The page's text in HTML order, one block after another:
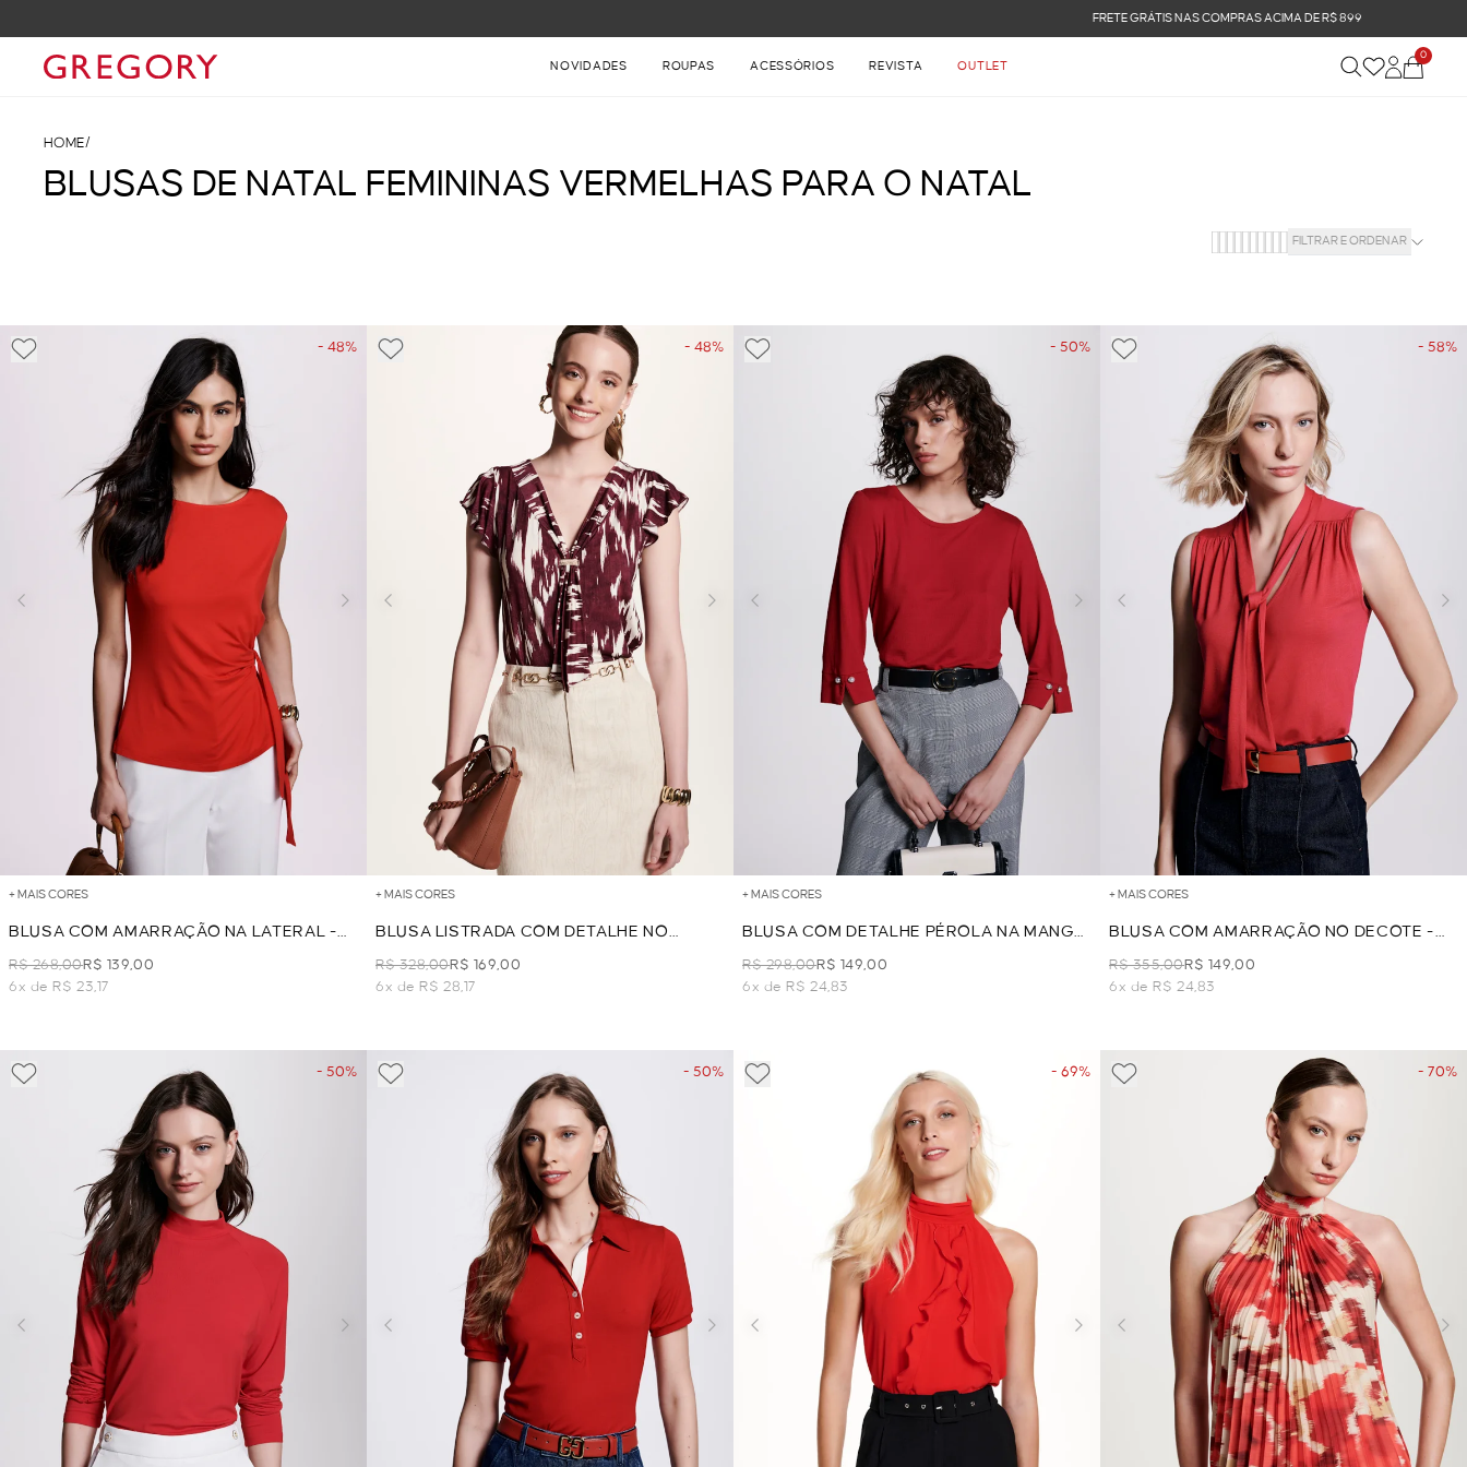
NOVIDADES ROUPAS ACESSÓRIOS REVISTA OUTLET
0
HOME/
BLUSAS DE NATAL FEMININAS VERMELHAS PARA O NATAL
FILTRAR E ORDENAR
- 48%
+ MAIS CORES
BLUSA COM AMARRAÇÃO NA LATERAL -
VERMELHO
R$ 268,00R$ 139,00
6x de R$ 23,17
- 48%
+ MAIS CORES
BLUSA LISTRADA COM DETALHE NO
DECOTE - BORDO
R$ 328,00R$ 169,00
6x de R$ 28,17
- 50%
+ MAIS CORES
BLUSA COM DETALHE PÉROLA NA MANGA
- VERMELHO
R$ 298,00R$ 149,00
6x de R$ 24,83
- 58%
+ MAIS CORES
BLUSA COM AMARRAÇÃO NO DECOTE -
CEREJA
R$ 355,00R$ 149,00
6x de R$ 24,83
- 50% - 50% - 69% - 70%